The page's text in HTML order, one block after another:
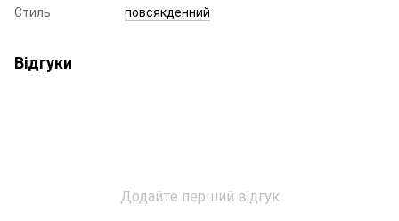
Стиль
повсякденний
Відгуки
Додайте перший відгук